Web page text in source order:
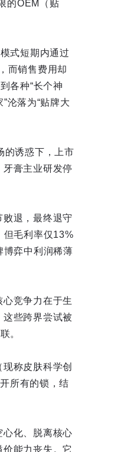
的OEM（贴
式短期内通过
而销售费用却
各种“长个神
沦落为“贴牌大
的诱惑下，上市
牙膏主业研发停
退，最终退守
但毛利率仅13%
博弈中利润稀薄
竞争力在于生
些跨界尝试被
。
称皮肤科学创
所有的锁，结
化、脱离核心
能力丧失。它